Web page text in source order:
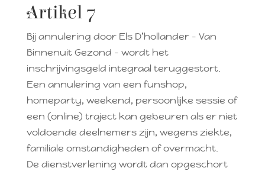
Artikel 7
Bij annulering door Els D’hollander – Van
Binnenuit Gezond – wordt het
inschrijvingsgeld integraal teruggestort.
Een annulering van een funshop,
homeparty, weekend, persoonlijke sessie of
een (online) traject kan gebeuren als er niet
voldoende deelnemers zijn, wegens ziekte,
familiale omstandigheden of overmacht.
De dienstverlening wordt dan opgeschort